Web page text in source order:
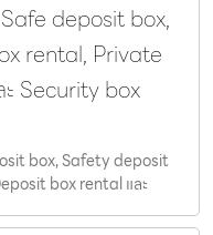
deposit box,
rental, Private
Security box
box, Safety deposit
box rental และ